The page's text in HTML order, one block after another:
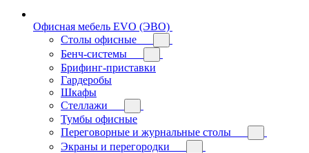
Офисная мебель EVO (ЭВО)
Cтолы офисные
Бенч-системы
Брифинг-приставки
Гардеробы
Шкафы
Стеллажи
Тумбы офисные
Переговорные и журнальные столы
Экраны и перегородки